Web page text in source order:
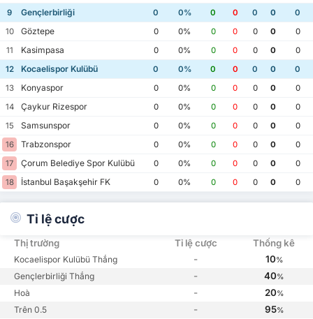
9
Gençlerbirliği 0 0% 0 0 0 0
0
10
Göztepe 0 0% 0 0 0 0
0
11
Kasimpasa 0 0% 0 0 0 0
0
12
Kocaelispor Kulübü 0 0% 0 0 0 0
0
13
Konyaspor 0 0% 0 0 0 0
0
14
Çaykur Rizespor 0 0% 0 0 0 0
0
15
Samsunspor 0 0% 0 0 0 0
0
16
Trabzonspor 0 0% 0 0 0 0
0
17
Çorum Belediye Spor Kulübü 0 0% 0 0 0 0
0
18
İstanbul Başakşehir FK 0 0% 0 0 0 0 0
Tỉ lệ cược
Thị trường Tỉ lệ cược Thống kê
Kocaelispor Kulübü Thắng - 10%
Gençlerbirliği Thắng - 40%
Hoà - 20%
Trên 0.5 - 95%